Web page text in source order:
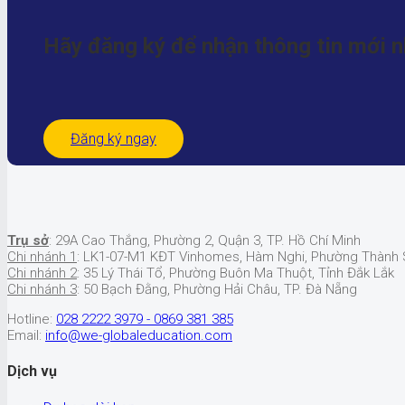
Hãy đăng ký để nhận thông tin mới
Đăng ký ngay
Trụ sở: 29A Cao Thắng, Phường 2, Quận 3, TP. Hồ Chí Minh
Chi nhánh 1 : LK1-07-M1 KĐT Vinhomes, Hàm Nghi, Phường Thành
Chi nhánh 2: 35 Lý Thái Tổ, Phường Buôn Ma Thuột, Tỉnh Đắk Lắk
Chi nhánh 3: 50 Bạch Đằng, Phường Hải Châu, TP. Đà Nẵng
Hotline: 028 2222 3979 - 0869 381 385
Email: info@we-globaleducation.com
Dịch vụ